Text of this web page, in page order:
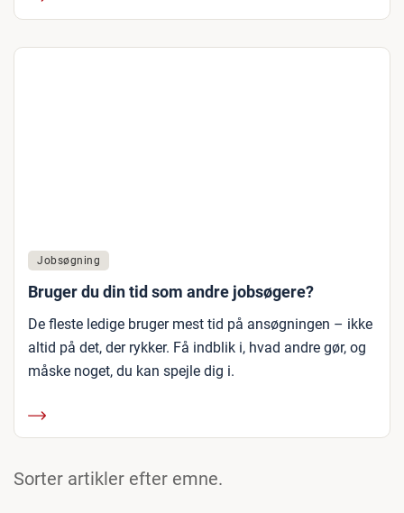
Jobsøgning
Bruger du din tid som andre jobsøgere?
De fleste ledige bruger mest tid på ansøgningen – ikke
altid på det, der rykker. Få indblik i, hvad andre gør, og
måske noget, du kan spejle dig i.
Sorter artikler efter emne.